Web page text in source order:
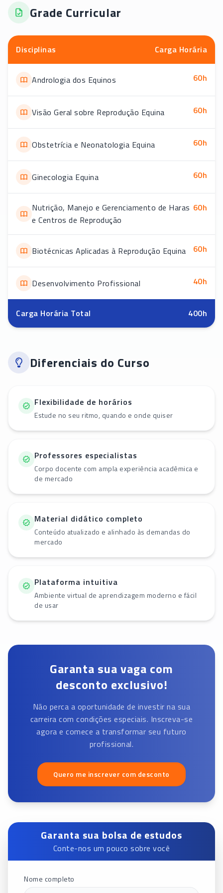
Grade Curricular
Disciplinas Carga Horária
Andrologia dos Equinos 60h
Visão Geral sobre Reprodução Equina 60h
Obstetrícia e Neonatologia Equina 60h
Ginecologia Equina 60h
Nutrição, Manejo e Gerenciamento de Haras
e Centros de Reprodução
60h
Biotécnicas Aplicadas à Reprodução Equina 60h
Desenvolvimento Profissional 40h
Carga Horária Total 400h
Diferenciais do Curso
Flexibilidade de horários
Estude no seu ritmo, quando e onde quiser
Professores especialistas
Corpo docente com ampla experiência acadêmica e
de mercado
Material didático completo
Conteúdo atualizado e alinhado às demandas do
mercado
Plataforma intuitiva
Ambiente virtual de aprendizagem moderno e fácil
de usar
Garanta sua vaga com
desconto exclusivo!
Não perca a oportunidade de investir na sua
carreira com condições especiais. Inscreva-se
agora e comece a transformar seu futuro
profissional.
Quero me inscrever com desconto
Garanta sua bolsa de estudos
Conte-nos um pouco sobre você
Nome completo